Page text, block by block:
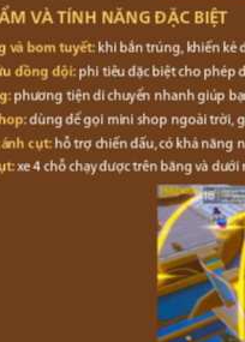
VÀ TÍNH NĂNG ĐẶC BIỆT
và bom tuyết:khi bắn trúng, khiến
đồng đội:phi tiêu đặc biệt cho phép
phương tiện di chuyển nhanh giúp
dùng để gọi mini shop ngoài trời,
cụt:hỗ trợ chiến đấu, có khả năng
xe 4 chỗ chạy được trên băng và